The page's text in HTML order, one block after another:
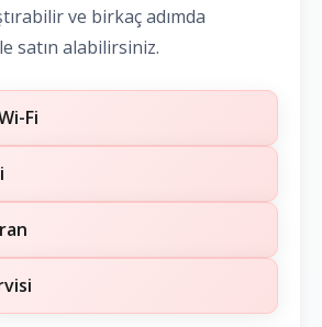
ve birkaç adımda
satın alabilirsiniz.
Fi